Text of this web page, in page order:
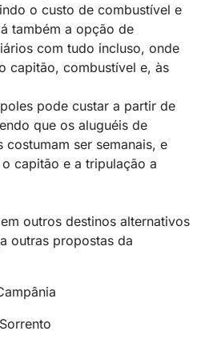
o custo de combustível e
também a opção de
com tudo incluso, onde
capitão, combustível e, às
pode custar a partir de
que os aluguéis de
costumam ser semanais, e
capitão e a tripulação a
outros destinos alternativos
outras propostas da